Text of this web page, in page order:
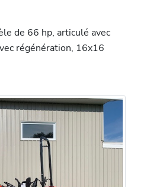
de 66 hp, articulé avec
régénération, 16x16